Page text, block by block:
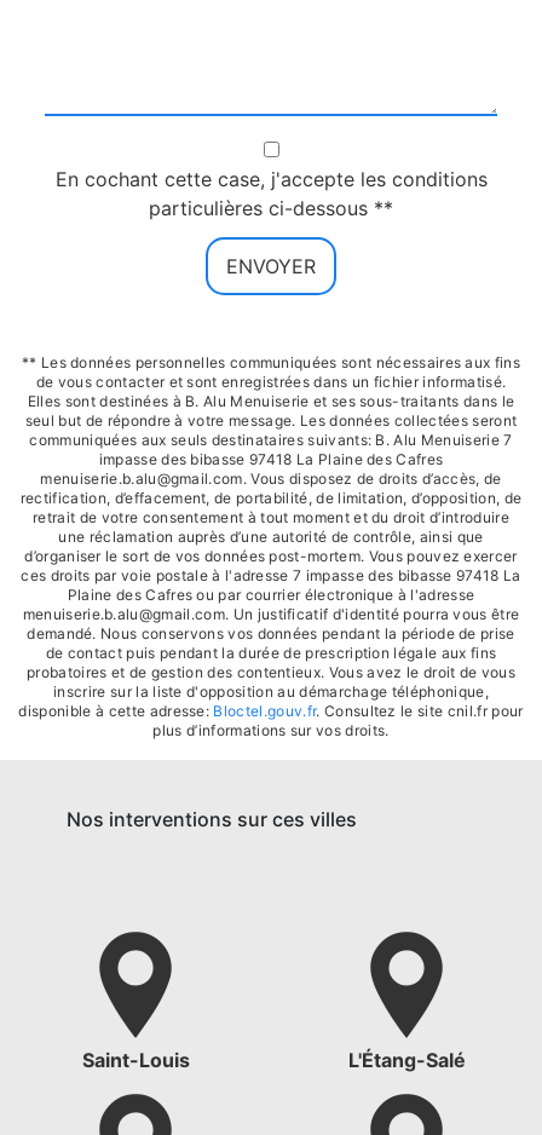
En cochant cette case, j'accepte les conditions
particulières ci-dessous **
ENVOYER
** Les données personnelles communiquées sont nécessaires aux fins
de vous contacter et sont enregistrées dans un fichier informatisé.
Elles sont destinées à B. Alu Menuiserie et ses sous-traitants dans le
seul but de répondre à votre message. Les données collectées seront
communiquées aux seuls destinataires suivants: B. Alu Menuiserie 7
impasse des bibasse 97418 La Plaine des Cafres
menuiserie.b.alu@gmail.com. Vous disposez de droits d’accès, de
rectification, d’effacement, de portabilité, de limitation, d’opposition, de
retrait de votre consentement à tout moment et du droit d’introduire
une réclamation auprès d’une autorité de contrôle, ainsi que
d’organiser le sort de vos données post-mortem. Vous pouvez exercer
ces droits par voie postale à l'adresse 7 impasse des bibasse 97418 La
Plaine des Cafres ou par courrier électronique à l'adresse
menuiserie.b.alu@gmail.com. Un justificatif d'identité pourra vous être
demandé. Nous conservons vos données pendant la période de prise
de contact puis pendant la durée de prescription légale aux fins
probatoires et de gestion des contentieux. Vous avez le droit de vous
inscrire sur la liste d'opposition au démarchage téléphonique,
disponible à cette adresse: Bloctel.gouv.fr. Consultez le site cnil.fr pour
plus d’informations sur vos droits.
Nos interventions sur ces villes
Saint-Louis L'Étang-Salé